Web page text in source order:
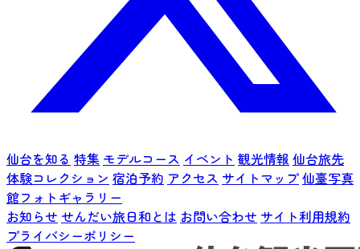
仙台を知る 特集 モデルコース イベント 観光情報 仙台旅先
体験コレクション 宿泊予約 アクセス サイトマップ仙臺写真
館フォトギャラリー
お知らせ せんだい旅日和とは お問い合わせ サイト利用規約
プライバシーポリシー